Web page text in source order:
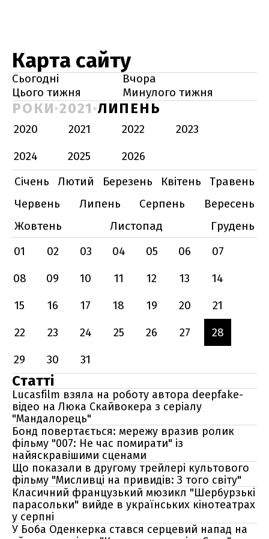
Карта сайту
Сьогодні
Вчора
Цього тижня
Минулого тижня
РОКИ 2021 ЛИПЕНЬ
2020 2021 2022
2023
2024
2025
2026
Січень
Лютий Березень Квітень
Травень
Червень
Липень Серпень
Вересень
Жовтень
Листопад
Грудень
01
02 03 04 05 06
07
08
09 10 11 12 13
14
15
16 17 18 19 20
21
22
23 24 25 26 27
28
29
30 31
Статті
Lucasfilm взяла на роботу автора deepfake-
відео на Люка Скайвокера з серіалу
"Мандалорець"
Бонд повертається: мережу вразив ролик
фільму "007: Не час помирати" із
найяскравішими сценами
Що показали в другому трейлері культового
фільму "Мисливці на привидів: З того світу"
Класичний французький мюзикл "Шербурзькі
парасольки" вийде в українських кінотеатрах
у серпні
У Боба Оденкерка стався серцевий напад на